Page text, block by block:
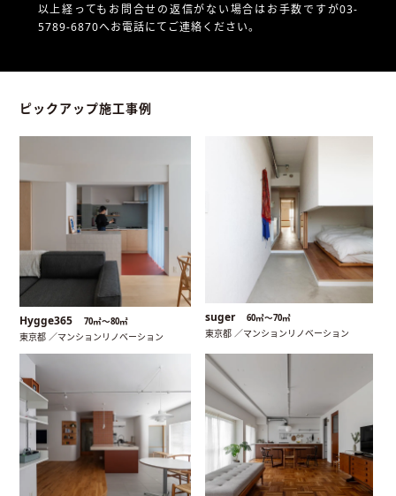
以上経ってもお問合せの返信がない場合はお手数ですが03-
5789-6870へお電話にてご連絡ください。
ピックアップ施工事例
Hygge365 70㎡〜80㎡
東京都 ／マンションリノベーション
suger 60㎡〜70㎡
東京都 ／マンションリノベーション